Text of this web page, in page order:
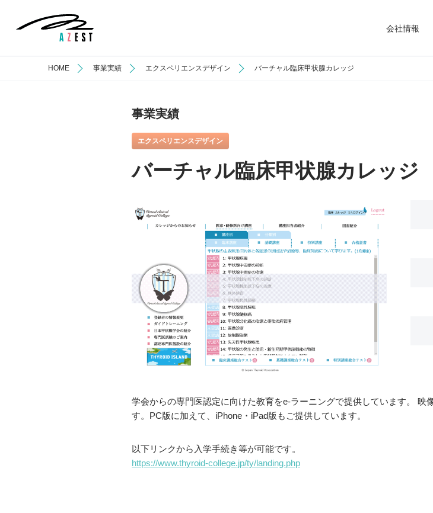
会社情報
HOME 事業実績 エクスペリエンスデザイン バーチャル臨床甲状腺カレッジ
事業実績
エクスペリエンスデザイン
バーチャル臨床甲状腺カレッジ
学会からの専門医認定に向けた教育をe-ラーニングで提供しています。
す。PC版に加えて、iPhone・iPad版もご提供しています。
以下リンクから入学手続き等が可能です。
https://www.thyroid-college.jp/ty/landing.php